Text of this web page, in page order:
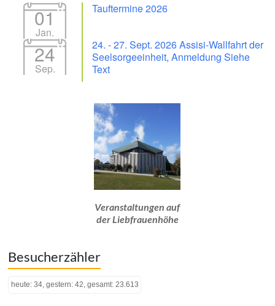
01
Jan.
Tauftermine 2026
24
Sep.
24. - 27. Sept. 2026 Assisi-Wallfahrt der
Seelsorgeeinheit, Anmeldung Siehe
Text
Veranstaltungen auf
der Liebfrauenhöhe
Besucherzähler
heute: 34, gestern: 42, gesamt: 23.613